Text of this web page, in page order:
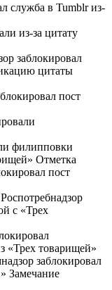
служба в Tumblr из-
из-за цитату
заблокировал
цитаты
пост
филипповки
Отметка
пост
с «Трех
«Трех товарищей»
заблокировал
Замечание